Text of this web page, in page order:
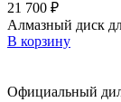
21 700 ₽
Алмазный диск
В корзину
Официальный